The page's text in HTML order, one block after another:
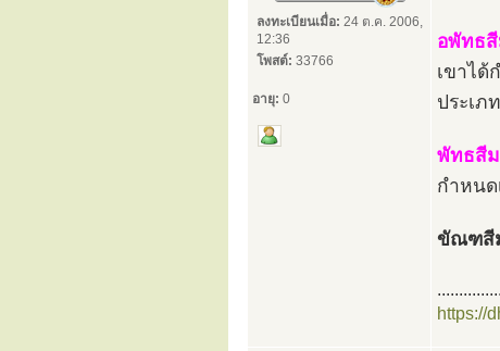
ลงทะเบียนเมื่อ: 24 ต.ค. 2006,
12:36
โพสต์: 33766
อายุ: 0
อพัทธ
เขาได้
ประเ
พัทธสี
กำหนด
ขัณฑสี
https://